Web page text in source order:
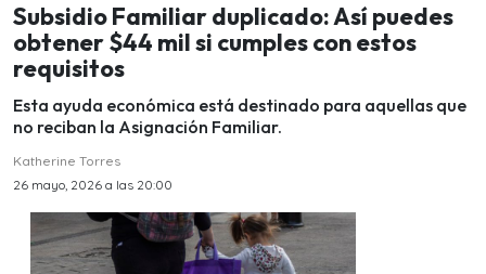
Subsidio Familiar duplicado: Así puedes
obtener $44 mil si cumples con estos
requisitos
Esta ayuda económica está destinado para aquellas que
no reciban la Asignación Familiar.
Katherine Torres
26 mayo, 2026 a las 20:00